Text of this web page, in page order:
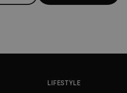
LIFESTYLE